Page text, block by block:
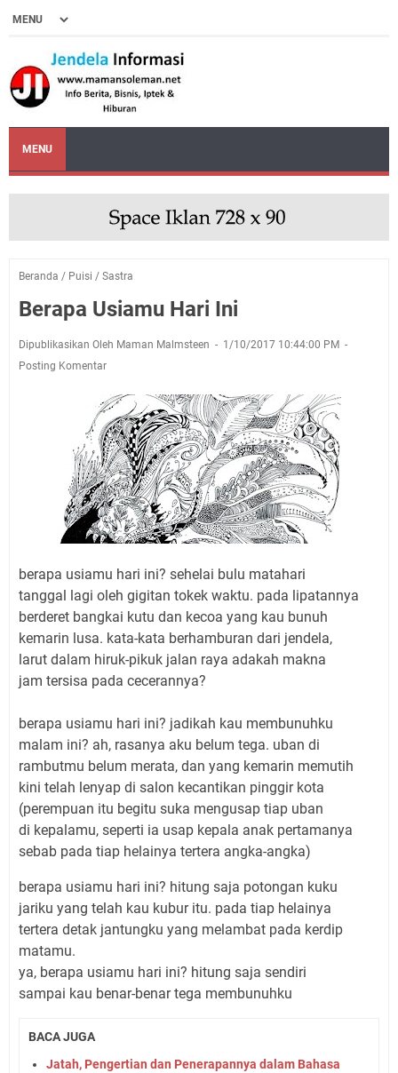
MENU
Beranda / Puisi / Sastra
Berapa Usiamu Hari Ini
Dipublikasikan Oleh Maman Malmsteen
1/10/2017 10:44:00 PM
Posting Komentar
berapa usiamu hari ini? sehelai bulu matahari
tanggal lagi oleh gigitan tokek waktu. pada lipatannya
berderet bangkai kutu dan kecoa yang kau bunuh
kemarin lusa. kata-kata berhamburan dari jendela,
larut dalam hiruk-pikuk jalan raya adakah makna
jam tersisa pada cecerannya?
berapa usiamu hari ini? jadikah kau membunuhku
malam ini? ah, rasanya aku belum tega. uban di
rambutmu belum merata, dan yang kemarin memutih
kini telah lenyap di salon kecantikan pinggir kota
(perempuan itu begitu suka mengusap tiap uban
di kepalamu, seperti ia usap kepala anak pertamanya
sebab pada tiap helainya tertera angka-angka)
berapa usiamu hari ini? hitung saja potongan kuku
jariku yang telah kau kubur itu. pada tiap helainya
tertera detak jantungku yang melambat pada kerdip
matamu.
ya, berapa usiamu hari ini? hitung saja sendiri
sampai kau benar-benar tega membunuhku
BACA JUGA
Jatah, Pengertian dan Penerapannya dalam Bahasa